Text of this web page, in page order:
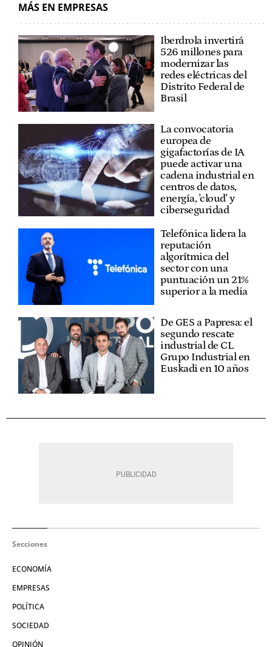
MÁS EN EMPRESAS
Iberdrola invertirá
526 millones para
modernizar las
redes eléctricas del
Distrito Federal de
Brasil
La convocatoria
europea de
gigafactorías de IA
puede activar una
cadena industrial en
centros de datos,
energía, 'cloud' y
ciberseguridad
Telefónica lidera la
reputación
algorítmica del
sector con una
puntuación un 21%
superior a la media
De GES a Papresa: el
segundo rescate
industrial de CL
Grupo Industrial en
Euskadi en 10 años
Secciones
ECONOMÍA
EMPRESAS
POLÍTICA
SOCIEDAD
OPINIÓN